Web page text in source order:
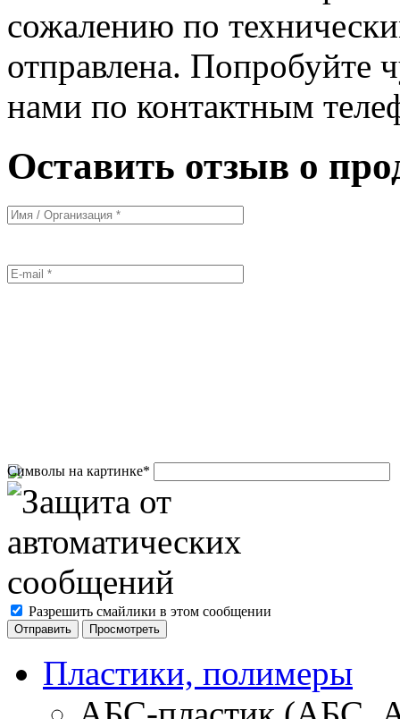
сожалению по
отправлена. Попробуйте
нами по контактным
Оставить отзыв о
Символы на картинке*
Разрешить смайлики в этом сообщении
Пластики, полимеры